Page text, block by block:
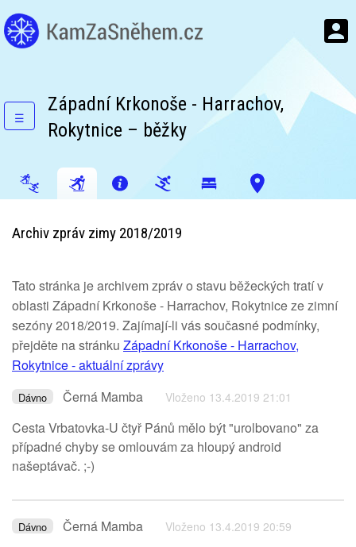
☰
Západní Krkonoše - Harrachov,
Rokytnice – běžky
Archiv zpráv zimy 2018/2019
Tato stránka je archivem zpráv o stavu běžeckých tratí v
oblasti Západní Krkonoše - Harrachov, Rokytnice ze zimní
sezóny 2018/2019. Zajímají-li vás současné podmínky,
přejděte na stránku Západní Krkonoše - Harrachov,
Rokytnice - aktuální zprávy
Dávno Černá Mamba Vloženo 13.4.2019 21:01
Cesta Vrbatovka-U čtyř Pánů mělo být "urolbovano" za
případné chyby se omlouvám za hloupý android
našeptávač. ;-)
Dávno Černá Mamba Vloženo 13.4.2019 20:59